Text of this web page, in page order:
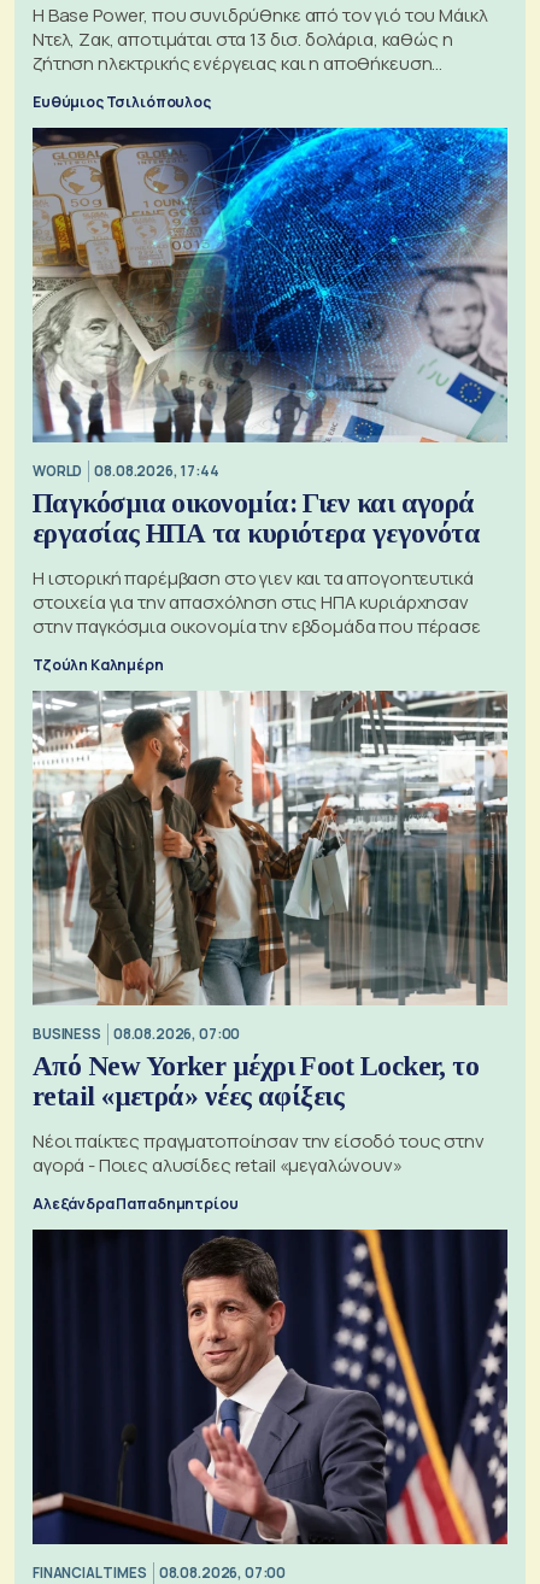
Η Base Power, που συνιδρύθηκε από τον γιό του Μάικλ
Ντελ, Ζακ, αποτιμάται στα 13 δισ. δολάρια, καθώς η
ζήτηση ηλεκτρικής ενέργειας και η αποθήκευση
Ευθύμιος Τσιλιόπουλος
WORLD 08.08.2026, 17:44
Παγκόσμια οικονομία: Γιεν και αγορά
εργασίας ΗΠΑ τα κυριότερα γεγονότα
Η ιστορική παρέμβαση στο γιεν και τα απογοητευτικά
στοιχεία για την απασχόληση στις ΗΠΑ κυριάρχησαν
στην παγκόσμια οικονομία την εβδομάδα που πέρασε
Τζούλη Καλημέρη
BUSINESS 08.08.2026, 07:00
Από New Yorker μέχρι Foot Locker, το
retail «μετρά» νέες αφίξεις
Νέοι παίκτες πραγματοποίησαν την είσοδό τους στην
αγορά - Ποιες αλυσίδες retail «μεγαλώνουν»
Αλεξάνδρα Παπαδημητρίου
FINANCIAL TIMES 08.08.2026, 07:00